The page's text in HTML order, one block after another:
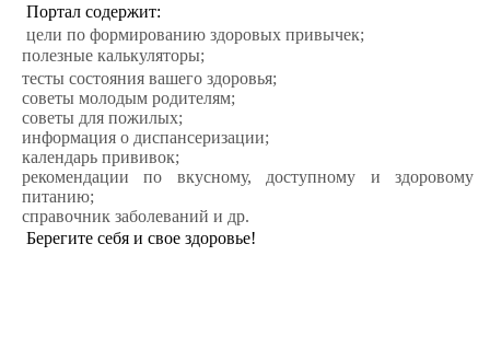
Портал содержит:
цели по формированию здоровых привычек;
полезные калькуляторы;
тесты состояния вашего здоровья;
советы молодым родителям;
советы для пожилых;
информация о диспансеризации;
календарь прививок;
рекомендации по вкусному, доступному и здоровому
питанию;
справочник заболеваний и др.
Берегите себя и свое здоровье!